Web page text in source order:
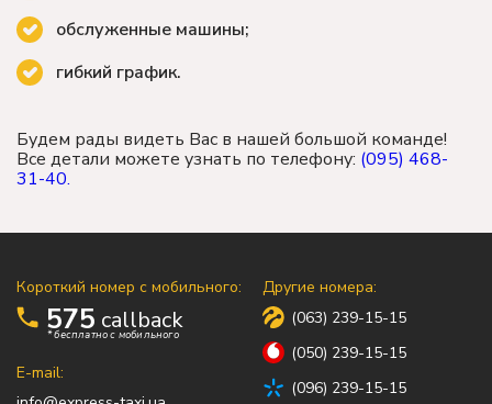
обслуженные машины;
гибкий график.
Будем рады видеть Вас в нашей большой команде!
Все детали можете узнать по телефону: (095) 468-
31-40.
Короткий номер с мобильного:
575 callback
* бесплатно с мобильного
E-mail:
Другие номера:
(063) 239-15-15
(050) 239-15-15
(096) 239-15-15